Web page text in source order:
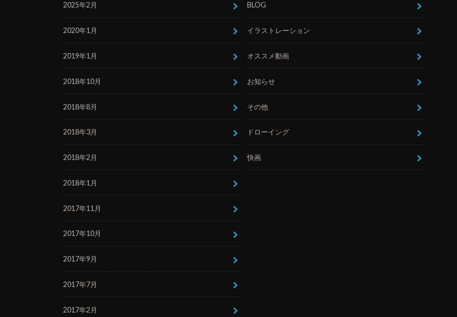
2025年2月
2020年1月
2019年1月
2018年10月
2018年8月
2018年3月
2018年2月
2018年1月
2017年11月
2017年10月
2017年9月
2017年7月
2017年2月
BLOG
イラストレーション
オススメ動画
お知らせ
その他
ドローイング
快画